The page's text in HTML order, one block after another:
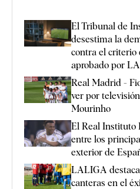
El Tribunal de
desestima la
contra el criterio
aprobado por
Real Madrid -
ver por
Mourinho
El Real Instituto
entre los
exterior de
LALIGA
canteras en el